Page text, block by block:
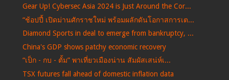
Gear Up! Cybersec Asia 2024 is Just Around the Cor...
“ช้อปปี้ เปิดม่านศักราชใหม่ พร้อมผลักดันโอกาสการเต...
Diamond Sports in deal to emerge from bankruptcy, ...
China's GDP shows patchy economic recovery
“เป็ก - กบ - ตั้ม” พาเที่ยวเมืองน่าน สัมผัสเสน่ห์เ...
TSX futures fall ahead of domestic inflation data